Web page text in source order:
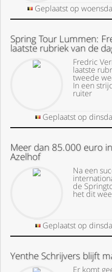
Geplaatst op
Spring Tour Lummen:
laatste rubriek van de
Fredric
laatste
tweede
In een
ruiter
Geplaatst op
Meer dan 85.000 euro
Azelhof
Na een
de
het dit
Geplaatst op
Yenthe Schrijvers blijft
Er komt